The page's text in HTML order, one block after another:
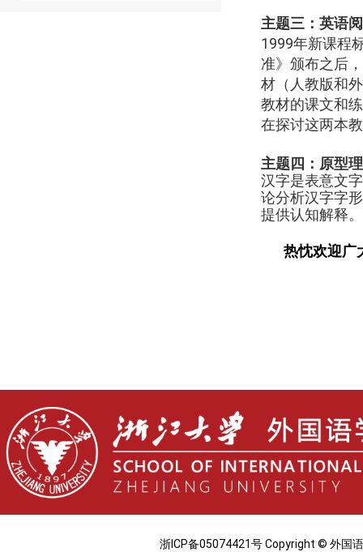
主题三： 英语
1999年新课程
准》颁布之后
材（人教版和
教材的课文和
在探讨这两本
主题四：原型
汉字是表意文
论分析汉字字
提供认知解释
热忱欢迎广
浙ICP备05074421号 Copyright © 外国